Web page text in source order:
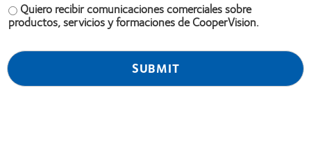
Quiero recibir comunicaciones comerciales sobre
productos, servicios y formaciones de CooperVision.